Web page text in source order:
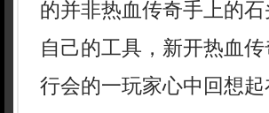
的并非热血传奇手上的
自己的工具，新开热血
行会的一玩家心中回想